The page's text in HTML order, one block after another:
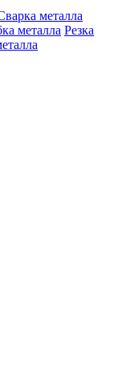
металла
металла Резка